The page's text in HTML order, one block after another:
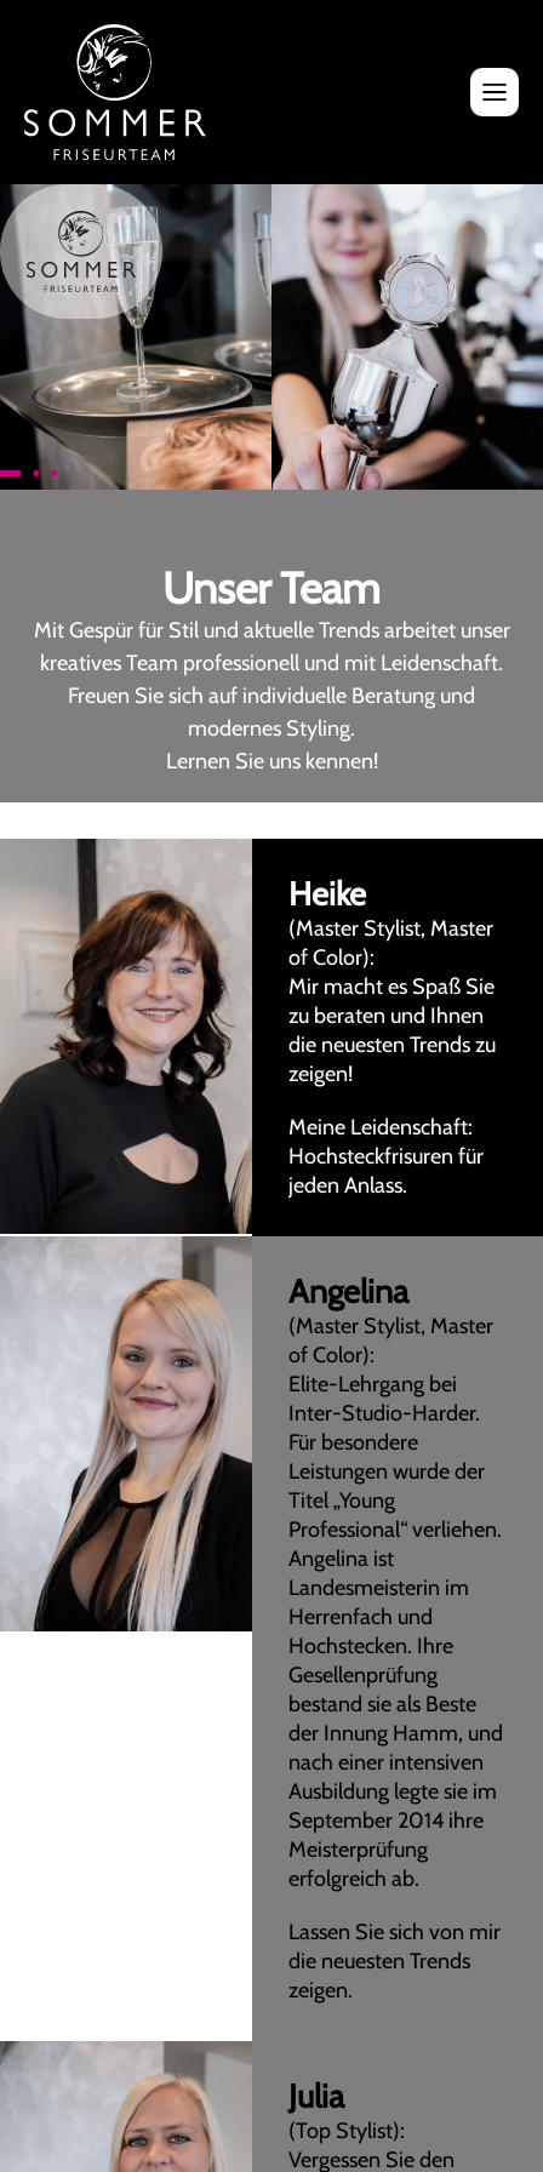
Trends
Colour Corrections
Kontakt
Unser Team
Mit Gespür für Stil und aktuelle Trends arbeitet unser
kreatives Team professionell und mit Leidenschaft.
Freuen Sie sich auf individuelle Beratung und
modernes Styling.
Lernen Sie uns kennen!
Heike
(Master Stylist, Master
of Color):
Mir macht es Spaß Sie
zu beraten und Ihnen
die neuesten Trends zu
zeigen!
Meine Leidenschaft:
Hochsteckfrisuren für
jeden Anlass.
Angelina
(Master Stylist, Master
of Color):
Elite-Lehrgang bei
Inter-Studio-Harder.
Für besondere
Leistungen wurde der
Titel „Young
Professional“ verliehen.
Angelina ist
Landesmeisterin im
Herrenfach und
Hochstecken. Ihre
Gesellenprüfung
bestand sie als Beste
der Innung Hamm, und
nach einer intensiven
Ausbildung legte sie im
September 2014 ihre
Meisterprüfung
erfolgreich ab.
Lassen Sie sich von mir
die neuesten Trends
zeigen.
Julia
(Top Stylist):
Vergessen Sie den